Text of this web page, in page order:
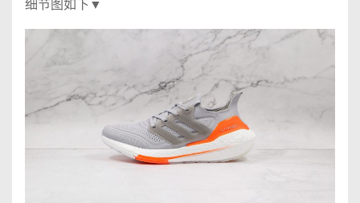
细节图如下▼